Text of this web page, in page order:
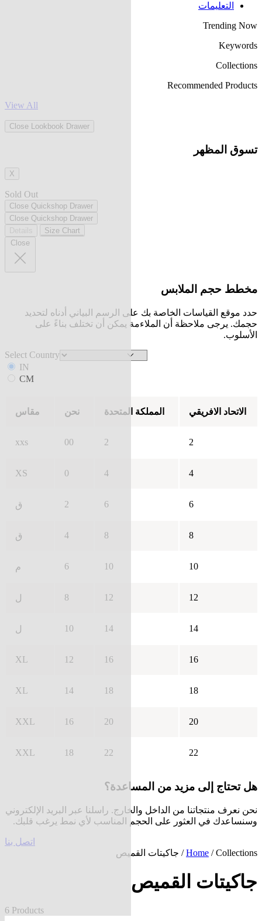
التعليمات
Trending Now
Keywords
Collections
Recommended Products
View All
Close Lookbook Drawer
تسوق المظهر
X
Sold Out
Close Quickshop Drawer
Close Quickshop Drawer
Size Chart
Close
مخطط حجم الملابس
حدد موقع القياسات الخاصة بك على الرسم البياني أدناه لتحديد
حجمك. يرجى ملاحظة أن الملاءمة يمكن أن تختلف بناءً على
الأسلوب.
Select Country
IN
CM
مقاس نحن المملكة المتحدة الاتحاد الافريقي
xxs 00 2 2
XS 0 4 4
ق 2 6 6
ق 4 8 8
م 6 10 10
ل 8 12 12
ل 10 14 14
XL 12 16 16
XL 14 18 18
XXL 16 20 20
XXL 18 22 22
هل تحتاج إلى مزيد من المساعدة؟
نحن نعرف منتجاتنا من الداخل والخارج. راسلنا عبر البريد الإلكتروني
وسنساعدك في العثور على الحجم المناسب لأي نمط يرغب قلبك.
اتصل بنا
Home / Collections / جاكيتات القميص
جاكيتات القميص
6 Products